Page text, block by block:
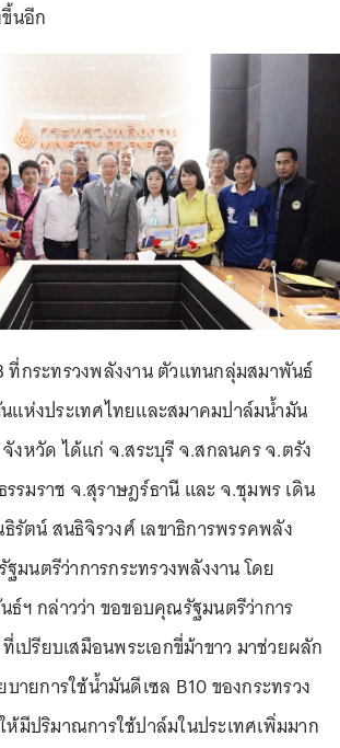
นอีก
ที่กระทรวงพลังงาน ตัวแทนกลุ่มสมาพันธ์
แห่งประเทศไทยและสมาคมปาล์มน้ำมัน
งหวัด ได้แก่ จ.สระบุรี จ.สกลนคร จ.ตรัง
รมราช จ.สุราษฎร์ธานี และ จ.ชุมพร เดิน
รัตน์ สนธิจิรวงศ์ เลขาธิการพรรคพลัง
ฐมนตรีว่าการกระทรวงพลังงาน โดย
ฯ กล่าวว่า ขอขอบคุณรัฐมนตรีว่าการ
เปรียบเสมือนพระเอกขี่ม้าขาว มาช่วยผลัก
ายการใช้น้ำมันดีเซล B10 ของกระทรวง
มีปริมาณการใช้ปาล์มในประเทศเพิ่มมาก